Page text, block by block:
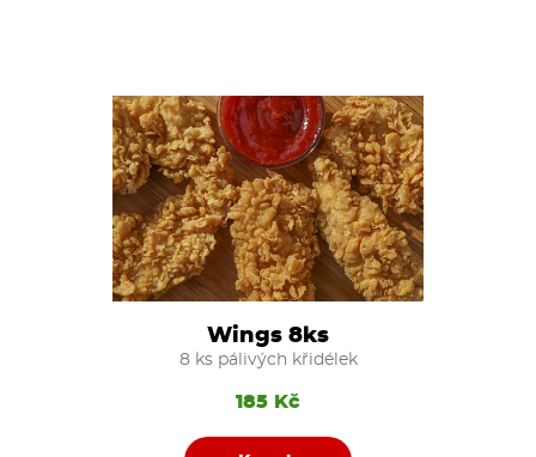
Wings 8ks
8 ks pálivých křidélek
185 Kč